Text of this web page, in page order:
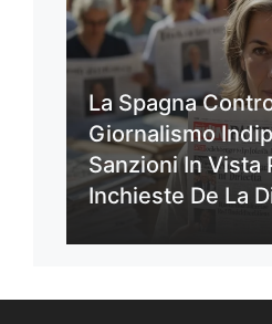
La Spagna
Giornalismo
Sanzioni In Vista
Inchieste De La